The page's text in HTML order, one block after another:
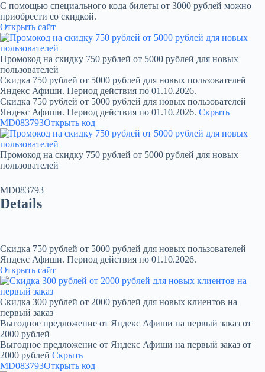
С помощью специального кода билеты от 3000 рублей можно
приобрести со скидкой.
Открыть сайт
Промокод на скидку 750 рублей от 5000 рублей для новых
пользователей
Скидка 750 рублей от 5000 рублей для новых пользователей
Яндекс Афиши. Период действия по 01.10.2026.
Скидка 750 рублей от 5000 рублей для новых пользователей
Яндекс Афиши. Период действия по 01.10.2026. Скрыть
MD083793Открыть код
Промокод на скидку 750 рублей от 5000 рублей для новых
пользователей
MD083793
Details
Скидка 750 рублей от 5000 рублей для новых пользователей
Яндекс Афиши. Период действия по 01.10.2026.
Открыть сайт
Скидка 300 рублей от 2000 рублей для новых клиентов на
первый заказ
Выгодное предложение от Яндекс Афиши на первый заказ от
2000 рублей
Выгодное предложение от Яндекс Афиши на первый заказ от
2000 рублей Скрыть
MD083793Открыть код